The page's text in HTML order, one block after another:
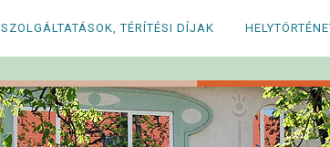
SZOLGÁLTATÁSOK, TÉRÍTÉSI DÍJAK